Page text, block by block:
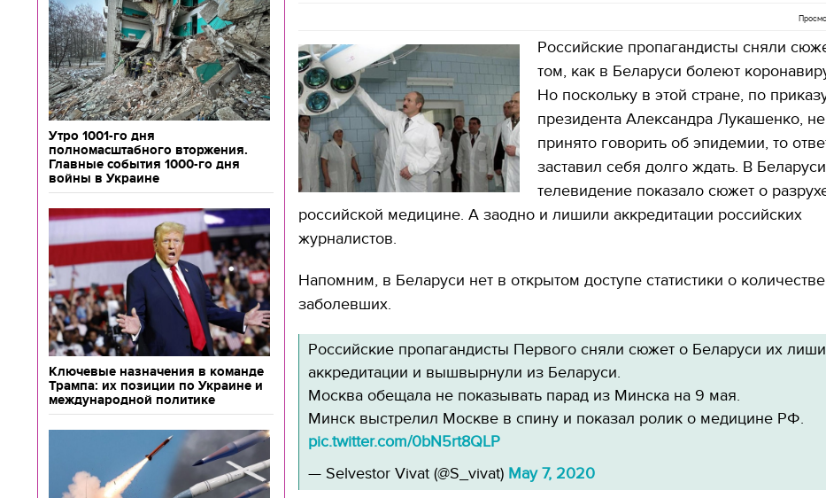
Утро 1001-го дня
полномасштабного вторжения.
Главные события 1000-го дня
войны в Украине
Ключевые назначения в команде
Трампа: их позиции по Украине и
международной политике
Российские пропагандисты сняли
том, как в Беларуси болеют
Но поскольку в этой стране, по
президента Александра Лукашенко, не
принято говорить об эпидемии, то
заставил себя долго ждать. В Беларуси
телевидение показало сюжет о
российской медицине. А заодно и лишили аккредитации российских
журналистов.
Напомним, в Беларуси нет в открытом доступе статистики о количестве
заболевших.
Российские пропагандисты Первого сняли сюжет о Беларуси их
аккредитации и вышвырнули из Беларуси.
Москва обещала не показывать парад из Минска на 9 мая.
Минск выстрелил Москве в спину и показал ролик о медицине РФ.
pic.twitter.com/0bN5rt8QLP
— Selvestor Vivat (@S_vivat) May 7, 2020